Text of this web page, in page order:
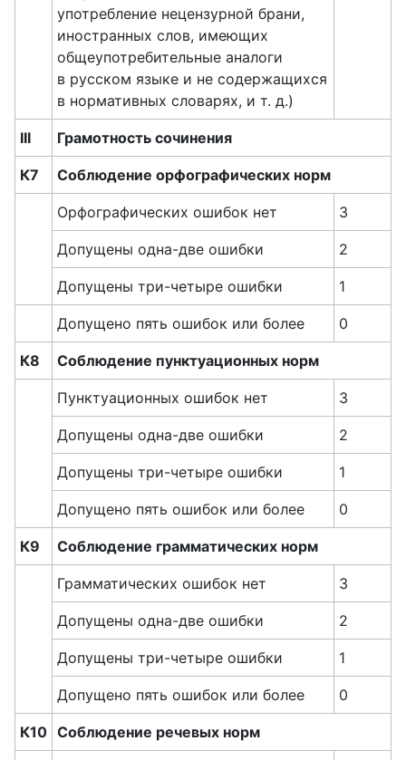
употребление нецензурной брани,
иностранных слов, имеющих
общеупотребительные аналоги
в русском языке и не содержащихся
в нормативных словарях, и т. д.)
III Грамотность сочинения
К7 Соблюдение орфографических норм
Орфографических ошибок нет 3
Допущены одна-две ошибки 2
Допущены три-четыре ошибки 1
Допущено пять ошибок или более 0
К8 Соблюдение пунктуационных норм
Пунктуационных ошибок нет 3
Допущены одна-две ошибки 2
Допущены три-четыре ошибки 1
Допущено пять ошибок или более 0
К9 Соблюдение грамматических норм
Грамматических ошибок нет 3
Допущены одна-две ошибки 2
Допущены три-четыре ошибки 1
Допущено пять ошибок или более 0
К10 Соблюдение речевых норм